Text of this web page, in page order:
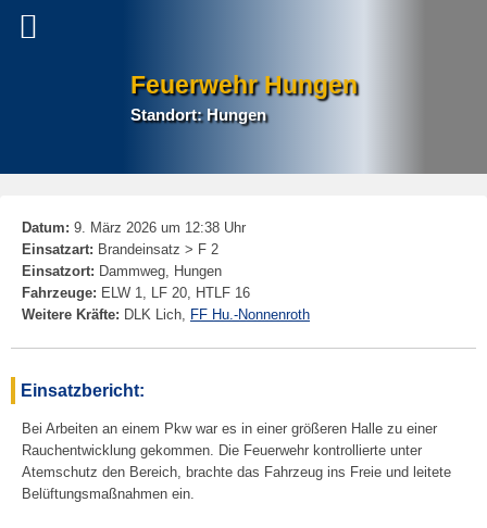
Feuerwehr Hungen
Standort: Hungen
Datum: 9. März 2026 um 12:38 Uhr
Einsatzart: Brandeinsatz > F 2
Einsatzort: Dammweg, Hungen
Fahrzeuge: ELW 1, LF 20, HTLF 16
Weitere Kräfte: DLK Lich, FF Hu.-Nonnenroth
Einsatzbericht:
Bei Arbeiten an einem Pkw war es in einer größeren Halle zu einer
Rauchentwicklung gekommen. Die Feuerwehr kontrollierte unter
Atemschutz den Bereich, brachte das Fahrzeug ins Freie und leitete
Belüftungsmaßnahmen ein.